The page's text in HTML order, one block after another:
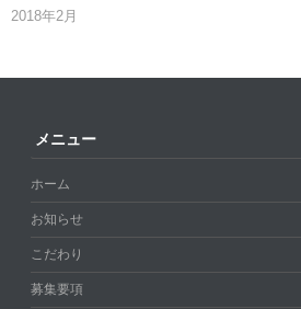
2018年2月
メニュー
ホーム
お知らせ
こだわり
募集要項